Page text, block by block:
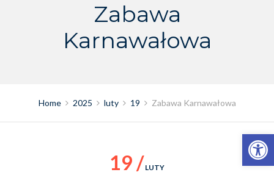
Otwórz pasek narzędzi
Zabawa
Karnawałowa
Home 2025 luty 19 Zabawa Karnawałowa
19 / LUTY